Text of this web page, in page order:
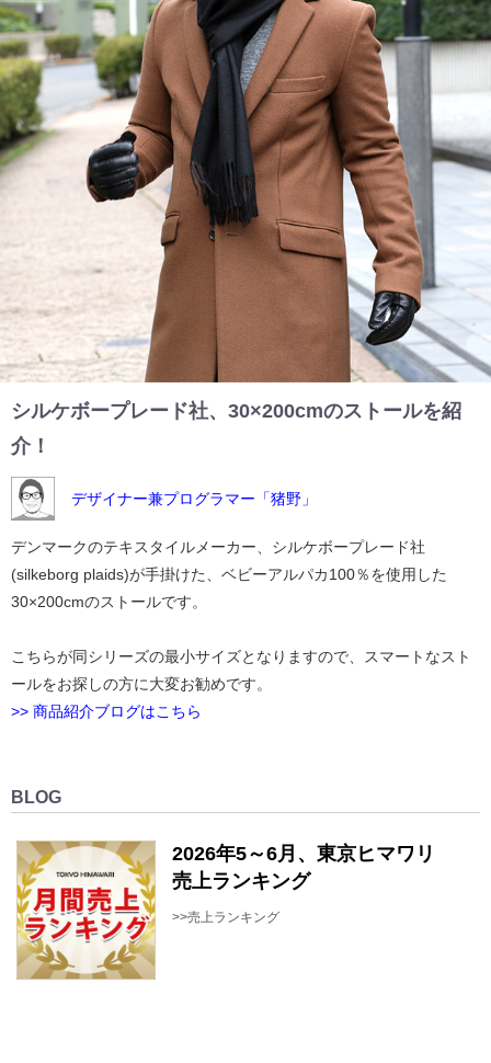
シルケボープレード社、30×200cmのストールを紹
介！
デザイナー兼プログラマー「猪野」
デンマークのテキスタイルメーカー、シルケボープレード社
(silkeborg plaids)が手掛けた、ベビーアルパカ100％を使用した
30×200cmのストールです。
こちらが同シリーズの最小サイズとなりますので、スマートなスト
ールをお探しの方に大変お勧めです。
>> 商品紹介ブログはこちら
BLOG
2026年5～6月、東京ヒマワリ
売上ランキング
>>売上ランキング